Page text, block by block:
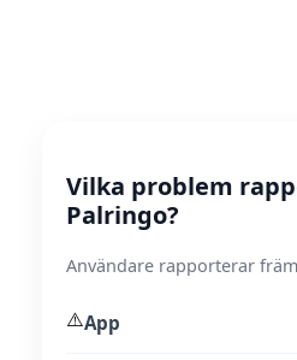
Vilka problem
Palringo?
Användare rapporterar
⚠️App